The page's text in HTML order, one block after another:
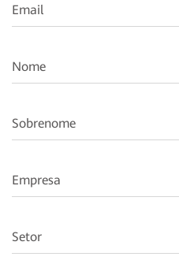
Email
Nome
Sobrenome
Empresa
Setor